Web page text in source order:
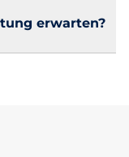
erwarten?